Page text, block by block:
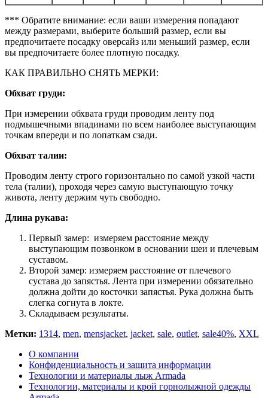
*** Обратите внимание: если ваши измерения попадают
между размерами, выберите больший размер, если вы
предпочитаете посадку оверсайз или меньший размер, если
вы предпочитаете более плотную посадку.
КАК ПРАВИЛЬНО СНЯТЬ МЕРКИ:
Обхват груди:
При измерении обхвата груди проводим ленту под
подмышечными впадинами по всем наиболее выступающим
точкам впереди и по лопаткам сзади.
Обхват талии:
Проводим ленту строго горизонтально по самой узкой части
тела (талии), проходя через самую выступающую точку
живота, ленту держим чуть свободно.
Длина рукава:
Первый замер: измеряем расстояние между
выступающим позвонком в основании шеи и плечевым
суставом.
Второй замер: измеряем расстояние от плечевого
сустава до запястья. Лента при измерении обязательно
должна дойти до косточки запястья. Рука должна быть
слегка согнута в локте.
Складываем результаты.
Метки: 1314, men, mensjacket, jacket, sale, outlet, sale40%, XXL
О компании
Конфиденциальность и защита информации
Технологии и материалы лыж Armada
Технологии, материалы и крой горнолыжной одежды